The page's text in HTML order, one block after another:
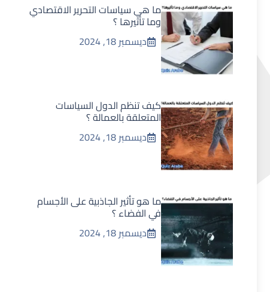
ما هي سياسات التحرير الاقتصادي
وما تأثيرها ؟
ديسمبر 18, 2024
كيف تنظم الدول السياسات
المتعلقة بالعمالة ؟
ديسمبر 18, 2024
ما هو تأثير الجاذبية على الأجسام
في الفضاء ؟
ديسمبر 18, 2024